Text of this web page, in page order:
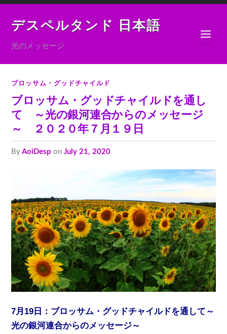
デスペルタンド 日本語
光のメッセージ
ブロッサム・グッドチャイルド
ブロッサム・グッドチャイルドを通し
て ～光の銀河連合からのメッセージ
～ ２０２０年７月１９日
byAoiDesp onJuly 21, 2020
7月19日：ブロッサム・グッドチャイルドを通して～
光の銀河連合からのメッセージ～